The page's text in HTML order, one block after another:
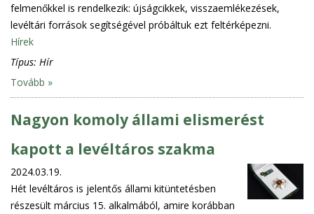
felmenőkkel is rendelkezik: újságcikkek, visszaemlékezések,
levéltári források segítségével próbáltuk ezt feltérképezni.
Hírek
Típus: Hír
Tovább »
Nagyon komoly állami elismerést
kapott a levéltáros szakma
2024.03.19.
Hét levéltáros is jelentős állami kitüntetésben
részesült március 15. alkalmából, amire korábban